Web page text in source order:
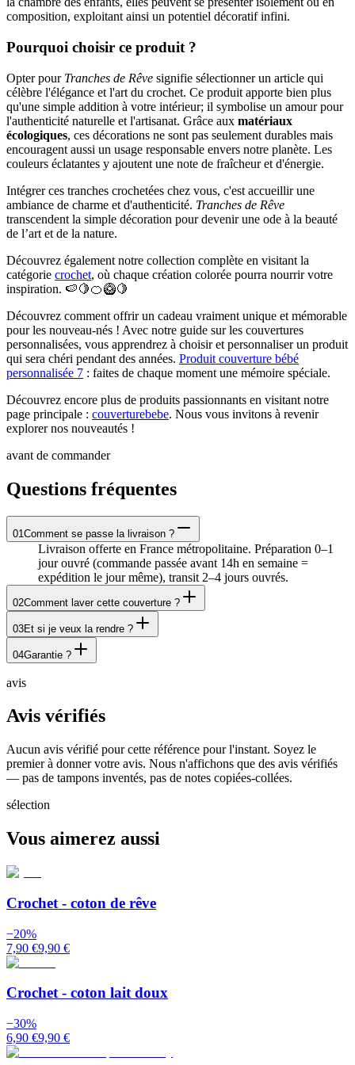
composition, exploitant ainsi un potentiel décoratif infini.
Pourquoi choisir ce produit ?
Opter pour Tranches de Rêve signifie sélectionner un article qui
célèbre l'élégance et l'art du crochet. Ce produit apporte bien plus
qu'une simple addition à votre intérieur; il symbolise un amour pour
l'authenticité naturelle et l'artisanat. Grâce aux matériaux
écologiques, ces décorations ne sont pas seulement durables mais
encouragent aussi un usage responsable envers notre planète. Les
couleurs éclatantes y ajoutent une note de fraîcheur et d'énergie.
Intégrer ces tranches crochetées chez vous, c'est accueillir une
ambiance de charme et d'authenticité. Tranches de Rêve
transcendent la simple décoration pour devenir une ode à la beauté
de l’art et de la nature.
Découvrez également notre collection complète en visitant la
catégorie crochet, où chaque création colorée pourra nourrir votre
inspiration. 🍉🍋🍊🥝🍋
Découvrez comment offrir un cadeau vraiment unique et mémorable
pour les nouveau-nés ! Avec notre guide sur les couvertures
personnalisées, vous apprendrez à choisir et personnaliser un produit
qui sera chéri pendant des années. Produit couverture bébé
personnalisée 7 : faites de chaque moment une mémoire spéciale.
Découvrez encore plus de produits passionnants en visitant notre
page principale : couverturebebe. Nous vous invitons à revenir
explorer nos nouveautés !
avant de commander
Questions fréquentes
01Comment se passe la livraison ?
Livraison offerte en France métropolitaine. Préparation 0–1
jour ouvré (commande passée avant 14h en semaine =
expédition le jour même), transit 2–4 jours ouvrés.
02Comment laver cette couverture ?
03Et si je veux la rendre ?
04Garantie ?
avis
Avis vérifiés
Aucun avis vérifié pour cette référence pour l'instant. Soyez le
premier à donner votre avis. Nous n'affichons que des avis vérifiés
— pas de tampons inventés, pas de notes copiées-collées.
sélection
Vous aimerez aussi
Crochet - coton de rêve
−20%
7,90 €9,90 €
Crochet - coton lait doux
−30%
6,90 €9,90 €